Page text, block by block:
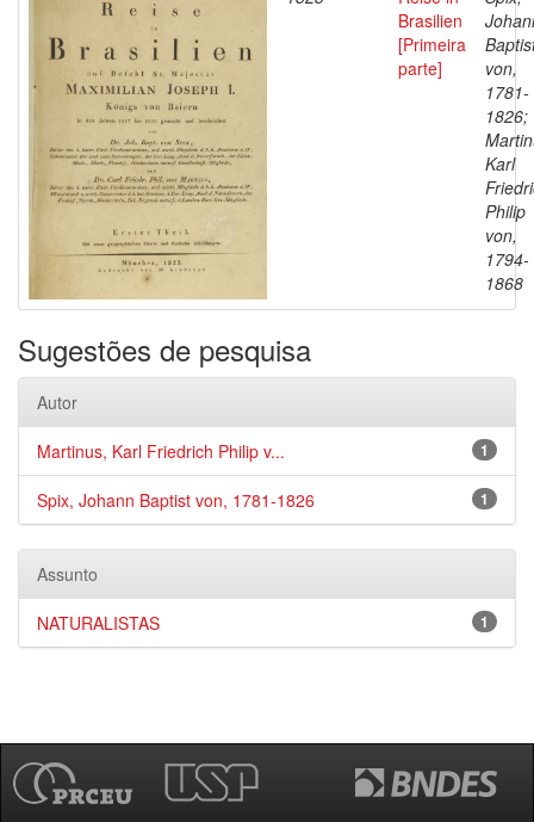
Brasilien
[Primeira
parte]
von,
1781-
1826;
Karl
Philip
von,
1794-
1868
Sugestões de pesquisa
Autor
1
Martinus, Karl Friedrich Philip v...
1
Spix, Johann Baptist von, 1781-1826
Assunto
1
NATURALISTAS